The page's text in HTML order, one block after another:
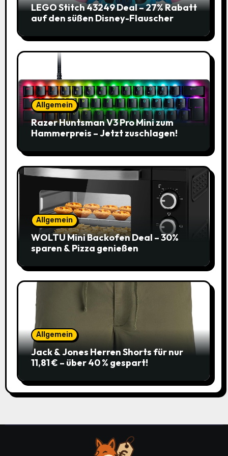
LEGO Stitch 43249 Deal – 27% Rabatt
auf den süßen Disney-Flauscher
Allgemein
Razer Huntsman V3 Pro Mini zum
Hammerpreis – Jetzt zuschlagen!
Allgemein
WOLTU Mini Backofen Deal – 30%
sparen & Pizza genießen
Allgemein
Jack & Jones Herren Shorts für nur
11,81 € – über 40 % gespart!